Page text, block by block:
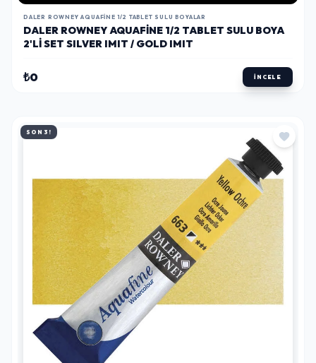
DALER ROWNEY AQUAFINE 1/2 TABLET SULU BOYALAR
DALER ROWNEY AQUAFINE 1/2 TABLET SULU BOYA
2'LI SET SILVER IMIT / GOLD IMIT
₺0 İNCELE
SON 3!